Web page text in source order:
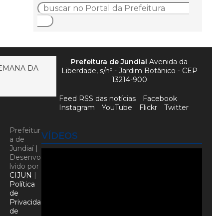
DA
VÍDEOS
Prefeitura de JundiaíAvenida da
Liberdade, s/nº - Jardim Botânico - CEP
13214-900
Feed RSS das notícias
Facebook
Instagram
YouTube Flickr Twitter
Prefeitur
a de
Jundiaí |
Desenvo
lvido por
CIJUN |
Política
de
Privacida
de